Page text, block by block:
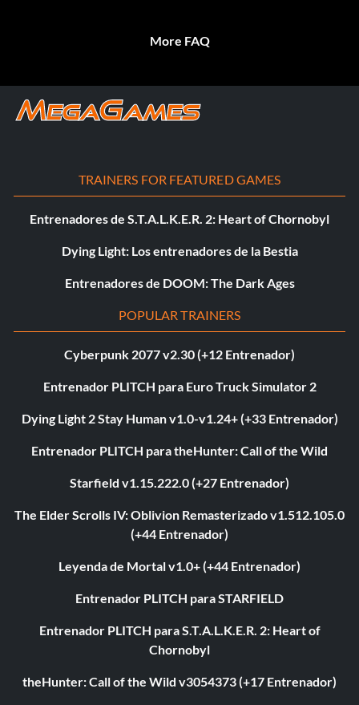
More FAQ
TRAINERS FOR FEATURED GAMES
Entrenadores de S.T.A.L.K.E.R. 2: Heart of Chornobyl
Dying Light: Los entrenadores de la Bestia
Entrenadores de DOOM: The Dark Ages
POPULAR TRAINERS
Cyberpunk 2077 v2.30 (+12 Entrenador)
Entrenador PLITCH para Euro Truck Simulator 2
Dying Light 2 Stay Human v1.0-v1.24+ (+33 Entrenador)
Entrenador PLITCH para theHunter: Call of the Wild
Starfield v1.15.222.0 (+27 Entrenador)
The Elder Scrolls IV: Oblivion Remasterizado v1.512.105.0
(+44 Entrenador)
Leyenda de Mortal v1.0+ (+44 Entrenador)
Entrenador PLITCH para STARFIELD
Entrenador PLITCH para S.T.A.L.K.E.R. 2: Heart of
Chornobyl
theHunter: Call of the Wild v3054373 (+17 Entrenador)